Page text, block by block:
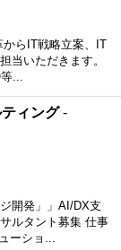
からIT戦略立案、IT
当いただきます。
...
ィング-
開発」」AI/DX支
ルタント募集 仕事
ーショ...